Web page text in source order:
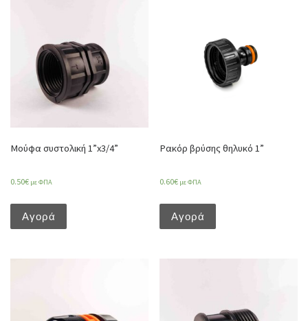
Μούφα συστολική 1”x3/4”
0.50€ με ΦΠΑ
Αγορά
Ρακόρ βρύσης θηλυκό 1”
0.60€ με ΦΠΑ
Αγορά